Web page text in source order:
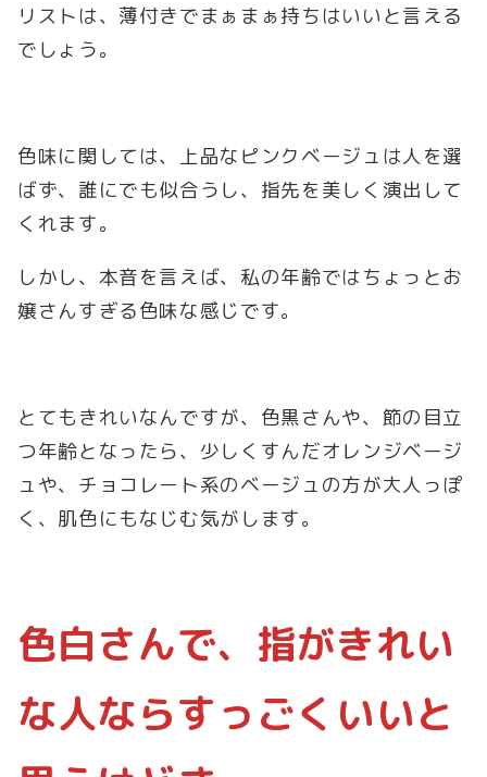
リストは、薄付きでまぁまぁ持ちはいいと言える
でしょう。
色味に関しては、上品なピンクベージュは人を選
ばず、誰にでも似合うし、指先を美しく演出して
くれます。
しかし、本音を言えば、私の年齢ではちょっとお
嬢さんすぎる色味な感じです。
とてもきれいなんですが、色黒さんや、節の目立
つ年齢となったら、少しくすんだオレンジベージ
ュや、チョコレート系のベージュの方が大人っぽ
く、肌色にもなじむ気がします。
色白さんで、指がきれい
な人ならすっごくいいと